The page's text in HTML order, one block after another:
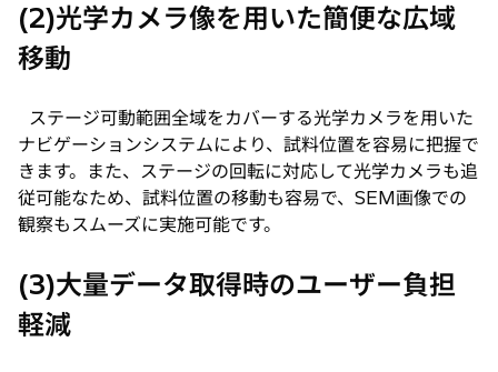
(2)光学カメラ像を用いた簡便な広域
移動
ステージ可動範囲全域をカバーする光学カメラを用いた
ナビゲーションシステムにより、試料位置を容易に把握で
きます。また、ステージの回転に対応して光学カメラも追
従可能なため、試料位置の移動も容易で、SEM画像での
観察もスムーズに実施可能です。
(3)大量データ取得時のユーザー負担
軽減